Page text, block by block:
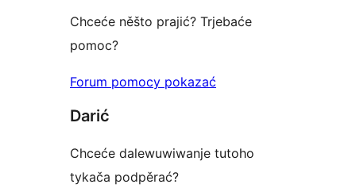
Chceće něšto prajić? Trjebaće
pomoc?
Forum pomocy pokazać
Darić
Chceće dalewuwiwanje tutoho
tykača podpěrać?